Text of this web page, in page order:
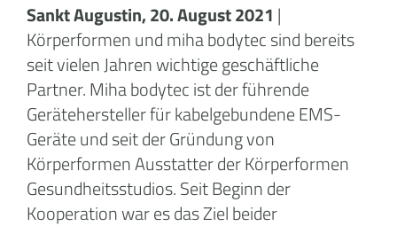
Sankt Augustin, 20. August 2021 |
Körperformen und miha bodytec sind bereits
seit vielen Jahren wichtige geschäftliche
Partner. Miha bodytec ist der führende
Gerätehersteller für kabelgebundene EMS-
Geräte und seit der Gründung von
Körperformen Ausstatter der Körperformen
Gesundheitsstudios. Seit Beginn der
Kooperation war es das Ziel beider